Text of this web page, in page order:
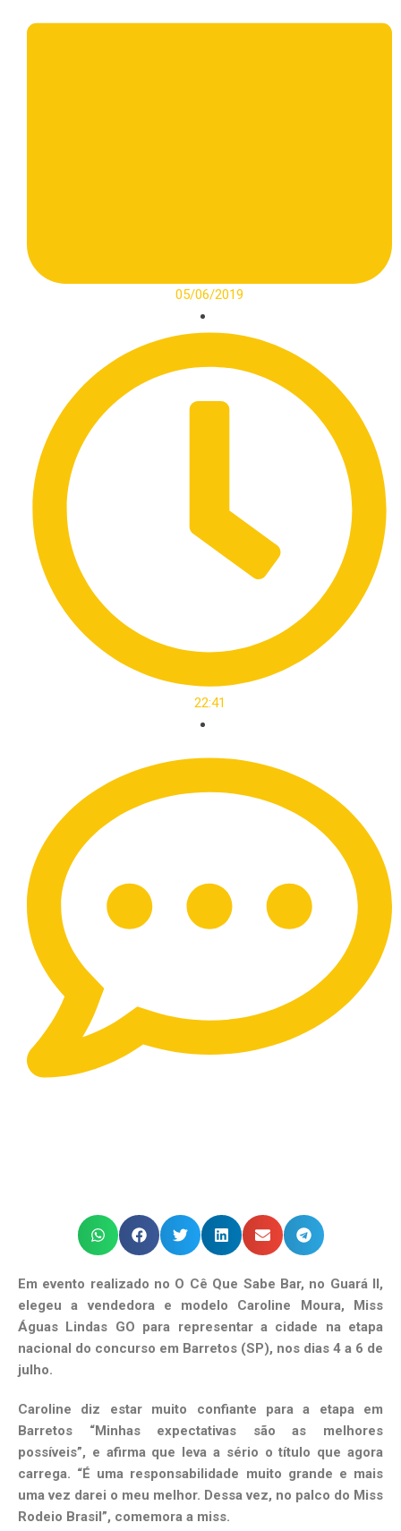
05/06/2019
22:41
Em evento realizado no O Cê Que Sabe Bar, no Guará II,
elegeu a vendedora e modelo Caroline Moura, Miss
Águas Lindas GO para representar a cidade na etapa
nacional do concurso em Barretos (SP), nos dias 4 a 6 de
julho.
Caroline diz estar muito confiante para a etapa em
Barretos “Minhas expectativas são as melhores
possíveis”, e afirma que leva a sério o título que agora
carrega. “É uma responsabilidade muito grande e mais
uma vez darei o meu melhor. Dessa vez, no palco do Miss
Rodeio Brasil”, comemora a miss.